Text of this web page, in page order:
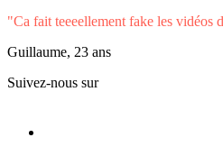
"Ca fait teeeellement fake les vidéos
Guillaume, 23 ans
Suivez-nous sur